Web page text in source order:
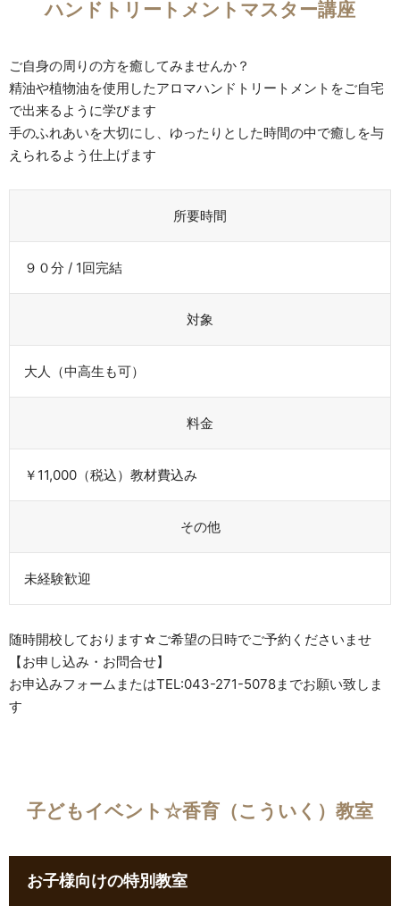
ハンドトリートメントマスター講座
ご自身の周りの方を癒してみませんか？
精油や植物油を使用したアロマハンドトリートメントをご自宅
で出来るように学びます
手のふれあいを大切にし、ゆったりとした時間の中で癒しを与
えられるよう仕上げます
所要時間
９０分 / 1回完結
対象
大人（中高生も可）
料金
​￥11,000（税込）教材費込み
その他
未経験歓迎
随時開校しております☆ご希望の日時でご予約くださいませ
【お申し込み・お問合せ】
お申込みフォームまたはTEL:043-271-5078までお願い致しま
す
子どもイベント☆香育（こういく）教室
お子様向けの特別教室